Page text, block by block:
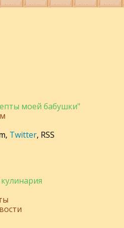
моей бабушки"
, Twitter, RSS